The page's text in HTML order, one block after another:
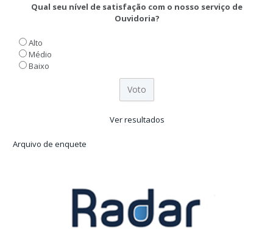
Qual seu nível de satisfação com o nosso serviço de
Ouvidoria?
Alto
Médio
Baixo
Ver resultados
Arquivo de enquete